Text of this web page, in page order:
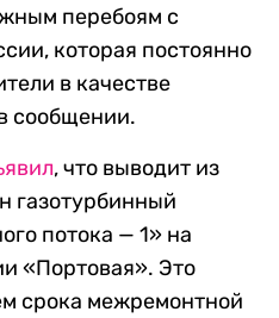
перебоям с
которая постоянно
в качестве
сообщении.
, что выводит из
газотурбинный
потока — 1» на
«Портовая». Это
срока межремонтной